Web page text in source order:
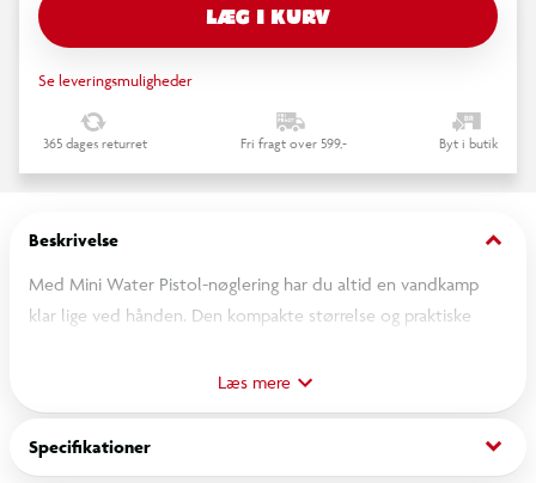
LÆG I KURV
Se leveringsmuligheder
365 dages returret Fri fragt over 599,- Byt i butik
Beskrivelse keyboard_arrow_down
Med Mini Water Pistol-nøglering har du altid en vandkamp
klar lige ved hånden. Den kompakte størrelse og praktiske
OBS! Varen er assorteret, og en bestemt variant kan ikke
garanteres.
Læs mere
Specifikationer keyboard_arrow_down